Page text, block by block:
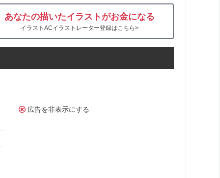
あなたの描いたイラストがお金になる
イラストACイラストレーター登録はこちら>
広告を非表示にする